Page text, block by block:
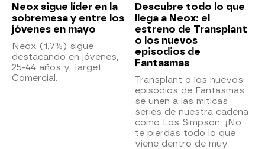
Neox sigue líder en la
sobremesa y entre los
jóvenes en mayo
Neox (1,7%) sigue
destacando en jóvenes,
25-44 años y Target
Comercial.
Descubre todo lo que
llega a Neox: el
estreno de Transplant
o los nuevos
episodios de
Fantasmas
Transplant o los nuevos
episodios de Fantasmas
se unen a las míticas
series de nuestra cadena
como Los Simpson. ¡No
te pierdas todo lo que
viene dentro de muy